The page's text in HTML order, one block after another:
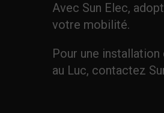
Avec Sun Elec,
votre mobilité.
Pour une
au Luc, contactez